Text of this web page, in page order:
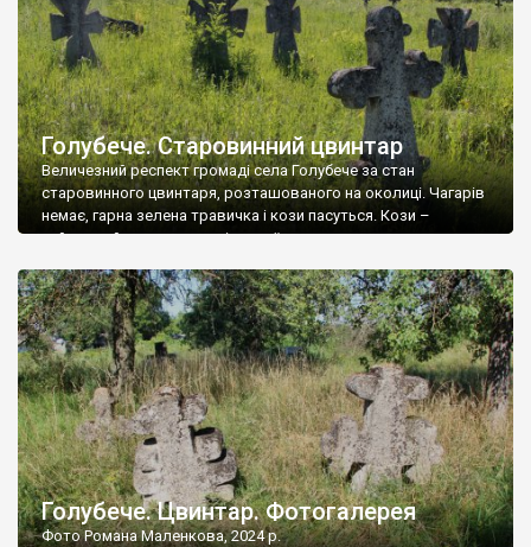
Голубече. Старовинний цвинтар
Величезний респект громаді села Голубече за стан
старовинного цвинтаря, розташованого на околиці. Чагарів
немає, гарна зелена травичка і кози пасуться. Кози –
найкращий регулятор шкідливої, для старих кладовищ,
бруньками, кози ті бруньки обгризають, бо то улюблений
делікатес. На цвинтарі у Голубечому ціла колекція
різноманітних форм хрестів. Село відносно невелике, […]
Голубече. Цвинтар. Фотогалерея
Фото Романа Маленкова, 2024 р.